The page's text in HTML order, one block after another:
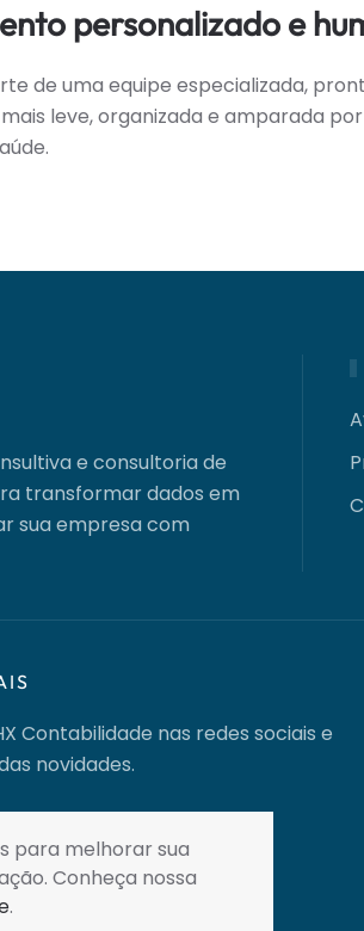
personalizado e
de uma equipe especializada,
leve, organizada e amparada
e consultoria de
transformar dados em
sua empresa com
Contabilidade nas redes sociais e
novidades.
para melhorar sua
Conheça nossa
.